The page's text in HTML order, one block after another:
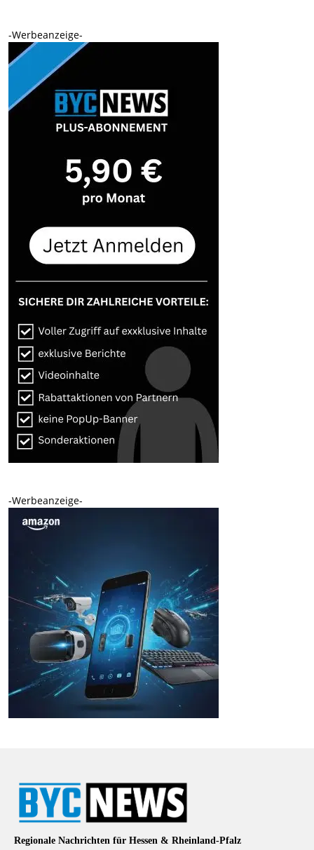
-Werbeanzeige-
-Werbeanzeige-
Regionale Nachrichten für Hessen & Rheinland-Pfalz